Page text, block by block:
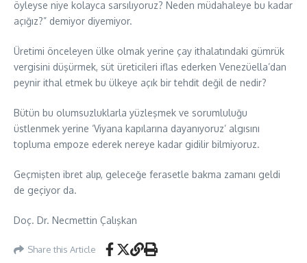
öyleyse niye kolayca sarsılıyoruz? Neden müdahaleye bu kadar
açığız?” demiyor diyemiyor.
Üretimi önceleyen ülke olmak yerine çay ithalatındaki gümrük
vergisini düşürmek, süt üreticileri iflas ederken Venezüella’dan
peynir ithal etmek bu ülkeye açık bir tehdit değil de nedir?
Bütün bu olumsuzluklarla yüzleşmek ve sorumluluğu
üstlenmek yerine ‘Viyana kapılarına dayanıyoruz’ algısını
topluma empoze ederek nereye kadar gidilir bilmiyoruz.
Geçmişten ibret alıp, geleceğe ferasetle bakma zamanı geldi
de geçiyor da.
Doç. Dr. Necmettin Çalışkan
Share this Article